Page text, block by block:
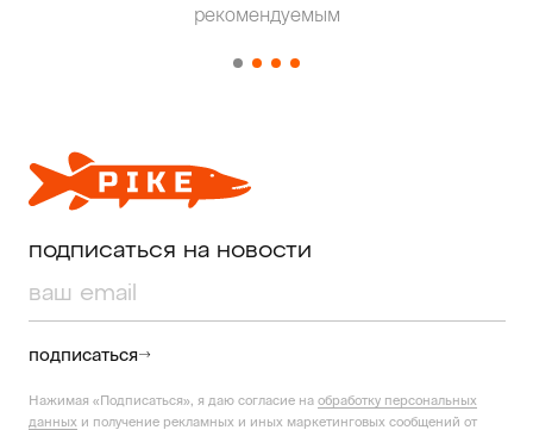
рекомендуемым
подписаться на новости
подписаться
Нажимая «Подписаться», я даю согласие на обработку персональных
данных и получение рекламных и иных маркетинговых сообщений от